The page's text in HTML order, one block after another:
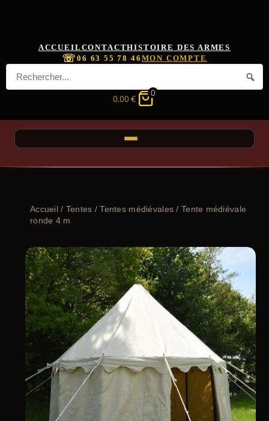
ACCUEIL CONTACTHISTOIRE DES ARMES
☏06 63 55 78 46 MON COMPTE
0,00 €
0
Accueil/ Tentes /Tentes médiévales / Tente médiévale
ronde 4 m